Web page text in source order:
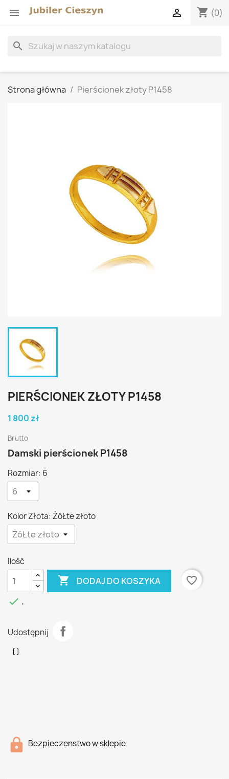
 shopping_cart (0)

search
Strona główna Pierścionek złoty P1458
PIERŚCIONEK ZŁOTY P1458
1 800 zł
Brutto
Damski pierścionek P1458
Rozmiar: 6
Kolor Złota: ŻóŁte złoto
Ilość
 DODAJ DO KOSZYKA
favorite_border
 .
Udostępnij
Bezpieczenstwo w sklepie